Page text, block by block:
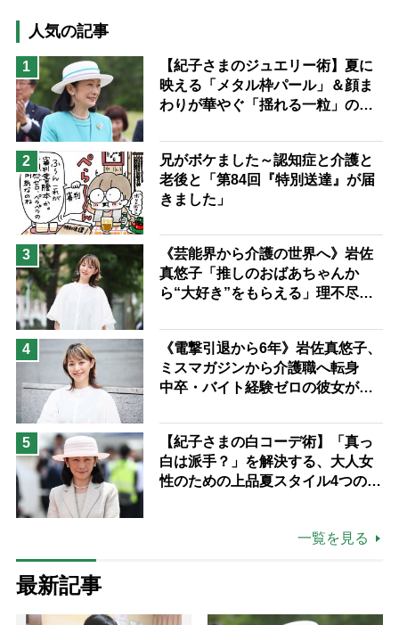
猫が母になつきません
息子の遠距離介護サバイバル術
兄がボケました
便利なサービス
予防法
人気の記事
1
【紀子さまのジュエリー術】夏に
映える「メタル枠パール」＆顔ま
わりが華やぐ「揺れる一粒」の使
2
兄がボケました～認知症と介護と
老後と「第84回『特別送達』が届
きました」
3
《芸能界から介護の世界へ》岩佐
真悠子「推しのおばあちゃんか
ら“大好き”をもらえる」理不尽さ
場は「愛おしい」
4
《電撃引退から6年》岩佐真悠子、
ミスマガジンから介護職へ転身
中卒・バイト経験ゼロの彼女が見
ながら自分らしくいられる」
5
【紀子さまの白コーデ術】「真っ
白は派手？」を解決する、大人女
性のための上品夏スタイル4つのコ
一覧を見る
最新記事